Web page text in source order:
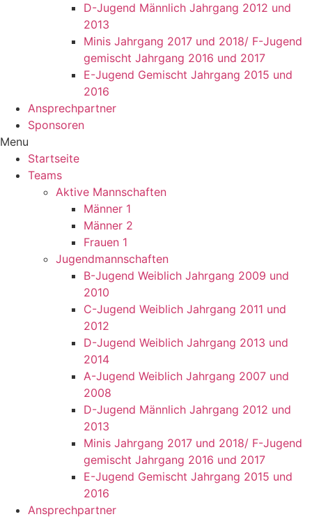
D-Jugend Männlich Jahrgang 2012 und
2013
Minis Jahrgang 2017 und 2018/ F-Jugend
gemischt Jahrgang 2016 und 2017
E-Jugend Gemischt Jahrgang 2015 und
2016
Ansprechpartner
Sponsoren
Menu
Startseite
Teams
Aktive Mannschaften
Männer 1
Männer 2
Frauen 1
Jugendmannschaften
B-Jugend Weiblich Jahrgang 2009 und
2010
C-Jugend Weiblich Jahrgang 2011 und
2012
D-Jugend Weiblich Jahrgang 2013 und
2014
A-Jugend Weiblich Jahrgang 2007 und
2008
D-Jugend Männlich Jahrgang 2012 und
2013
Minis Jahrgang 2017 und 2018/ F-Jugend
gemischt Jahrgang 2016 und 2017
E-Jugend Gemischt Jahrgang 2015 und
2016
Ansprechpartner